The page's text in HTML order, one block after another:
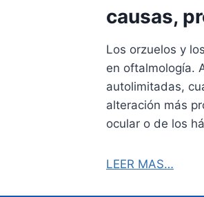
causas,
Los orzuelos y
en oftalmología.
autolimitadas,
alteración más
ocular o de los
LEER MAS…